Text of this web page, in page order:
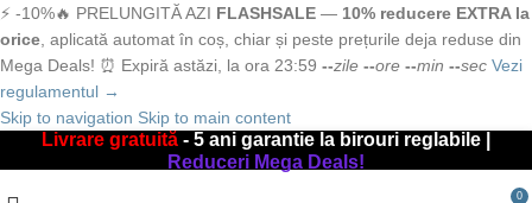
⚡ -10%🔥 PRELUNGITĂ AZI FLASHSALE — 10% reducere EXTRA la
orice , aplicată automat în coș, chiar și peste prețurile deja reduse din
Mega Deals! ⏰ Expiră astăzi, la ora 23:59 --zile --ore --min --sec Vezi
regulamentul →
Skip to navigation Skip to main content
Livrare gratuită - 5 ani garantie la birouri reglabile |
Reduceri Mega Deals!
0